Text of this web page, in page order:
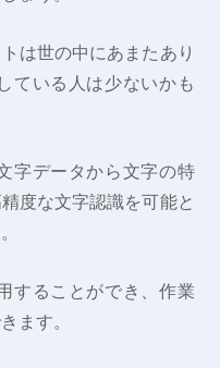
は世の中にあまたあり
ている人は少ないかも
字データから文字の特
度な文字認識を可能と
することができ、作業
ます。